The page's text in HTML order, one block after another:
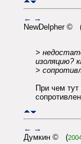
← →
NewDelpher ©
>
изоляцию?
>
При чем тут
← →
Думкин © (